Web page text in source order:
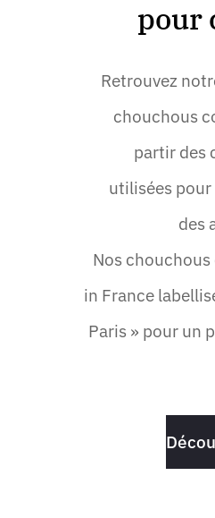
pour
Retrouvez
chouchous
partir des
utilisées
des
Nos
in France
Paris » pour un